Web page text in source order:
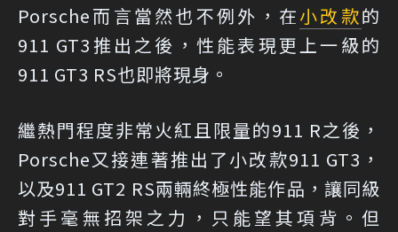
Porsche而言當然也不例外，在小改款的
911 GT3推出之後，性能表現更上一級的
911 GT3 RS也即將現身。
繼熱門程度非常火紅且限量的911 R之後，
Porsche又接連著推出了小改款911 GT3，
以及911 GT2 RS兩輛終極性能作品，讓同級
對手毫無招架之力，只能望其項背。但